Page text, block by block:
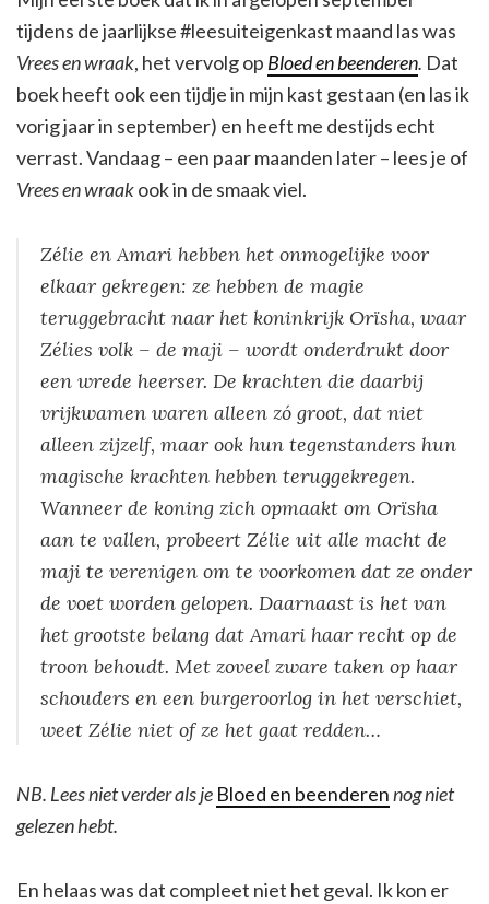
tijdens de jaarlijkse #leesuiteigenkast maand las was
Vrees en wraak, het vervolg op Bloed en beenderen. Dat
boek heeft ook een tijdje in mijn kast gestaan (en las ik
vorig jaar in september) en heeft me destijds echt
verrast. Vandaag – een paar maanden later – lees je of
Vrees en wraakook in de smaak viel.
Zélie en Amari hebben het onmogelijke voor
elkaar gekregen: ze hebben de magie
teruggebracht naar het koninkrijk Orïsha, waar
Zélies volk – de maji – wordt onderdrukt door
een wrede heerser. De krachten die daarbij
vrijkwamen waren alleen zó groot, dat niet
alleen zijzelf, maar ook hun tegenstanders hun
magische krachten hebben teruggekregen.
Wanneer de koning zich opmaakt om Orïsha
aan te vallen, probeert Zélie uit alle macht de
maji te verenigen om te voorkomen dat ze onder
de voet worden gelopen. Daarnaast is het van
het grootste belang dat Amari haar recht op de
troon behoudt. Met zoveel zware taken op haar
schouders en een burgeroorlog in het verschiet,
weet Zélie niet of ze het gaat redden…
NB. Lees niet verder als je Bloed en beenderennog niet
gelezen hebt.
En helaas was dat compleet niet het geval. Ik kon er